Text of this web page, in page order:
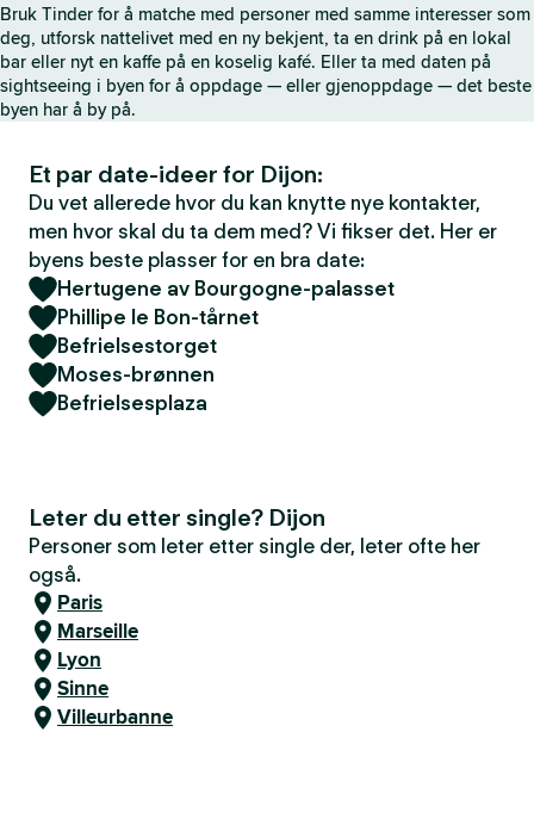
s
i
d
e
Bruk Tinder for å matche med personer med samme interesser som
deg, utforsk nattelivet med en ny bekjent, ta en drink på en lokal
bar eller nyt en kaffe på en koselig kafé. Eller ta med daten på
sightseeing i byen for å oppdage — eller gjenoppdage — det beste
byen har å by på.
Et par date-ideer for Dijon:
Du vet allerede hvor du kan knytte nye kontakter,
men hvor skal du ta dem med? Vi fikser det. Her er
byens beste plasser for en bra date:
Hertugene av Bourgogne-palasset
Phillipe le Bon-tårnet
Befrielsestorget
Moses-brønnen
Befrielsesplaza
Leter du etter single? Dijon
Personer som leter etter single der, leter ofte her
også.
Paris
Marseille
Lyon
Sinne
Villeurbanne